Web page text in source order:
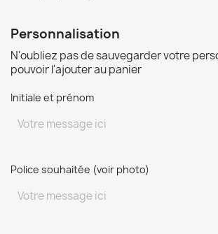
Personnalisation
N'oubliez pas de sauvegarder votre
pouvoir l'ajouter au panier
Initiale et prénom
Police souhaitée (voir photo)